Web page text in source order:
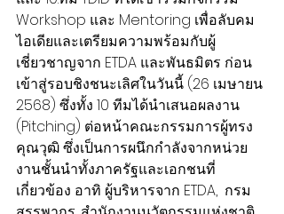
Workshop และ Mentoring เพื่อลับคม
ไอเดียและเตรียมความพร้อมกับผู้
เชี่ยวชาญจาก ETDA และพันธมิตร ก่อน
เข้าสู่รอบชิงชนะเลิศในวันนี้ (26 เมษายน
2568) ซึ่งทั้ง 10 ทีมได้นำเสนอผลงาน
(Pitching) ต่อหน้าคณะกรรมการผู้ทรง
คุณวุฒิ ซึ่งเป็นการผนึกกำลังจากหน่วย
งานชั้นนำทั้งภาครัฐและเอกชนที่
เกี่ยวข้อง อาทิ ผู้บริหารจาก ETDA,  กรม